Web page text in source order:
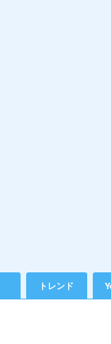
トレンド